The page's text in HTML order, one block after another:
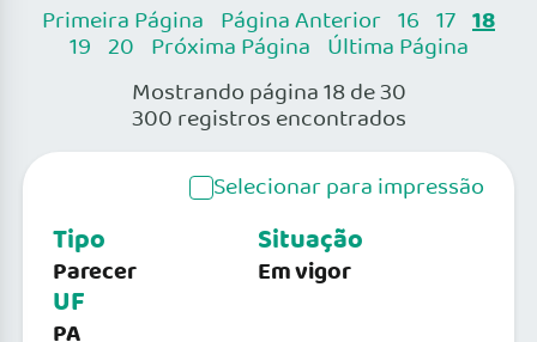
Primeira Página Página Anterior 16 17 18
19 20 Próxima Página Última Página
Mostrando página 18 de 30
300 registros encontrados
Selecionar para impressão
Tipo
Parecer
UF
Situação
Em vigor